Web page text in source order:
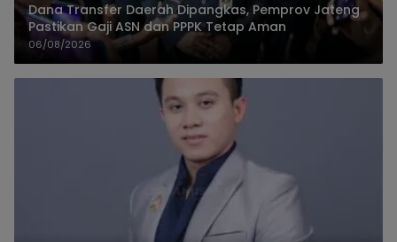
Dana Transfer Daerah Dipangkas, Pemprov Jateng
Pastikan Gaji ASN dan PPPK Tetap Aman
06/08/2026